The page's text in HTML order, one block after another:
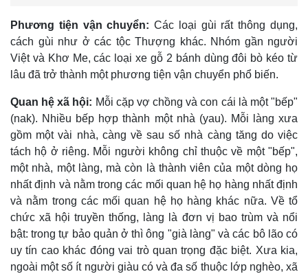
Phương tiện vận chuyển:Các loại gùi rất thông dụng,
cách gùi như ở các tộc Thượng khác. Nhóm gần người
Việt và Khơ Me, các loại xe gỗ 2 bánh dùng đôi bò kéo từ
lâu đã trở thành một phương tiện vận chuyển phổ biến.
Quan hệ xã hội: Mỗi cặp vợ chồng và con cái là một "bếp"
(nak). Nhiều bếp hợp thành một nhà (yau). Mỗi làng xưa
gồm một vài nhà, càng về sau số nhà càng tăng do việc
tách hộ ở riêng. Mỗi người không chỉ thuộc về một "bếp",
một nhà, một làng, mà còn là thành viên của một dòng họ
nhất định và nằm trong các mối quan hệ họ hàng nhất định
và nằm trong các mối quan hệ họ hàng khác nữa. Về tổ
chức xã hội truyền thống, làng là đơn vị bao trùm và nổi
bật: trong tự bảo quản ở thì ông "già làng" và các bô lão có
uy tín cao khác đóng vai trò quan trọng đặc biệt. Xưa kia,
ngoài một số ít người giàu có và đa số thuộc lớp nghèo, xã